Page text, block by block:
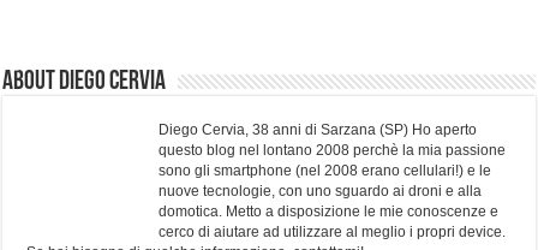
About Diego Cervia
Diego Cervia, 38 anni di Sarzana (SP) Ho aperto
questo blog nel lontano 2008 perchè la mia passione
sono gli smartphone (nel 2008 erano cellulari!) e le
nuove tecnologie, con uno sguardo ai droni e alla
domotica. Metto a disposizione le mie conoscenze e
cerco di aiutare ad utilizzare al meglio i propri device.